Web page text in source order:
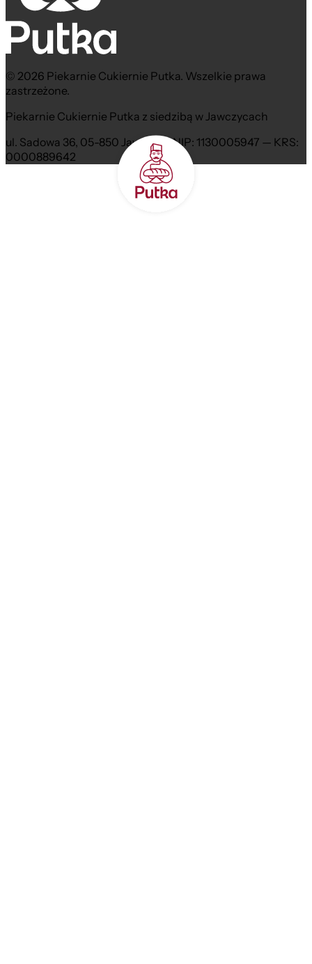
© 2026 Piekarnie Cukiernie Putka. Wszelkie prawa
zastrzeżone.
Piekarnie Cukiernie Putka z siedzibą w Jawczycach
ul. Sadowa 36, 05-850 Jawczyce NIP: 1130005947 — KRS:
0000889642